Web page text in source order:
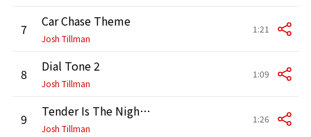
7 Car Chase Theme
Josh Tillman
1:21
8 Dial Tone 2
Josh Tillman
1:09
9 Tender Is The Night in Paperback
Josh Tillman
1:26